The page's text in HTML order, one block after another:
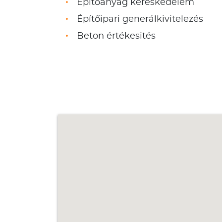
Építőanyag kereskedelem
Építőipari generálkivitelezés
Beton értékesités